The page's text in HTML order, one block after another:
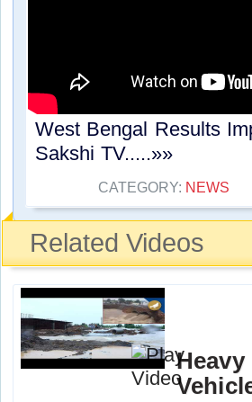
West Bengal Results
Sakshi TV.....»»
CATEGORY: NEWS
Related Videos